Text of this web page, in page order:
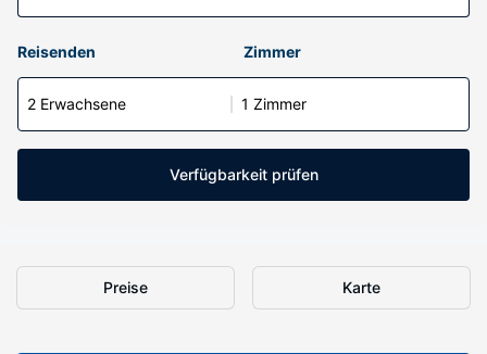
Reisenden Zimmer
2 Erwachsene 1 Zimmer
Verfügbarkeit prüfen
Preise Karte